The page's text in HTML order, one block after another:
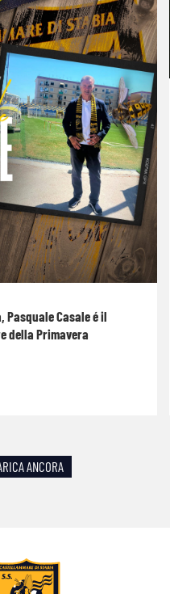
Pasquale Casale é il
della Primavera
ANCORA